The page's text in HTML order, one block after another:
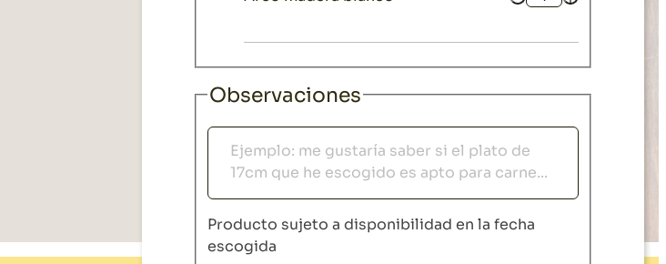
Cantidad
Observaciones
Observaciones
Producto sujeto a disponibilidad en la fecha
escogida